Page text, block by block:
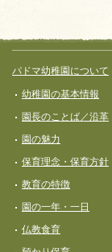
ペ
ー
ジ
ナ
ビ
ゲ
ー
シ
ョ
ン
フッターコン
パドマ幼稚園について
幼稚園の基本情報
園長のことば／沿革
園の魅力
保育理念・保育⽅針
教育の特徴
園の一年・一日
仏教食育